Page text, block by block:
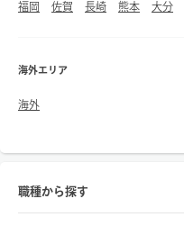
福岡 佐賀 長崎 熊本 大分
海外エリア
海外
職種から探す